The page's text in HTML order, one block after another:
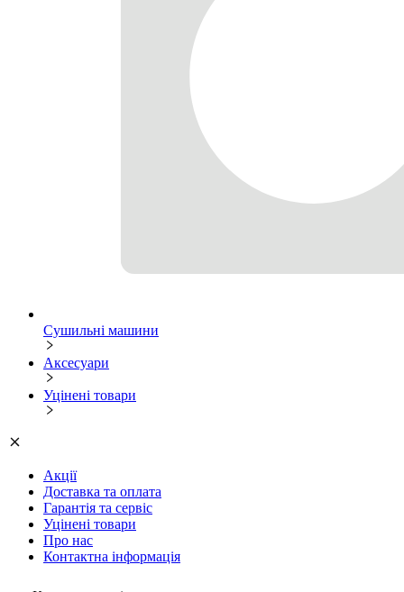
Сушильні машини
Аксесуари
Уцінені товари
Акції
Доставка та оплата
Гарантія та сервіс
Уцінені товари
Про нас
Контактна інформація